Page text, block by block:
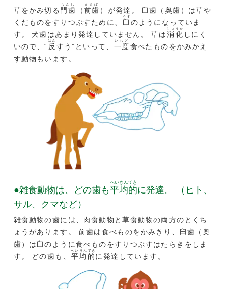
草をかみ切る 門歯
もんし
（ 前歯
まえば
）が発達。 臼歯（奥歯）は草や
くだものをすりつぶすために、 臼
うす
のようになっていま
す。 犬歯はあまり発達していません。 草は消化
しょうか
しにく
いので、“ 反
はん
すう”といって、 一度
いちど
食べたものをかみかえ
す動物もいます。
●雑食動物は、どの歯も平均的
へいきんてき
に発達。 （ヒト、
サル、クマなど）
雑食動物の歯には、肉食動物と草食動物の両方のとくち
ょうがあります。 前歯は食べものをかみきり、臼歯（奥
歯）は臼のように食べものをすりつぶすはたらきをしま
す。 どの歯も、 平均的
へいきんてき
に発達しています。